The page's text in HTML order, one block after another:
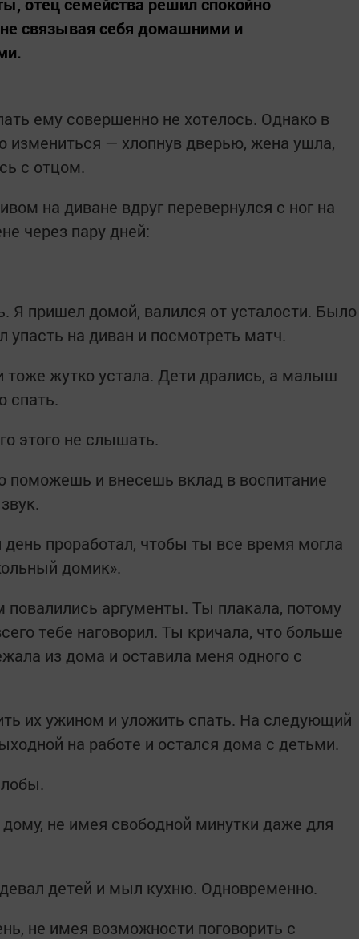
связывая себя домашними и
ему совершенно не хотелось. Однако в
измениться — хлопнув дверью, жена ушла,
с отцом.
на диване вдруг перевернулся с ног на
через пару дней:
Я пришел домой, валился от усталости. Было
упасть на диван и посмотреть матч.
жутко устала. Дети дрались, а малыш
спать.
этого не слышать.
поможешь и внесешь вклад в воспитание
проработал, чтобы ты все время могла
домик».
повалились аргументы. Ты плакала, потому
тебе наговорил. Ты кричала, что больше
из дома и оставила меня одного с
их ужином и уложить спать. На следующий
на работе и остался дома с детьми.
не имея свободной минутки даже для
детей и мыл кухню. Одновременно.
не имея возможности поговорить с